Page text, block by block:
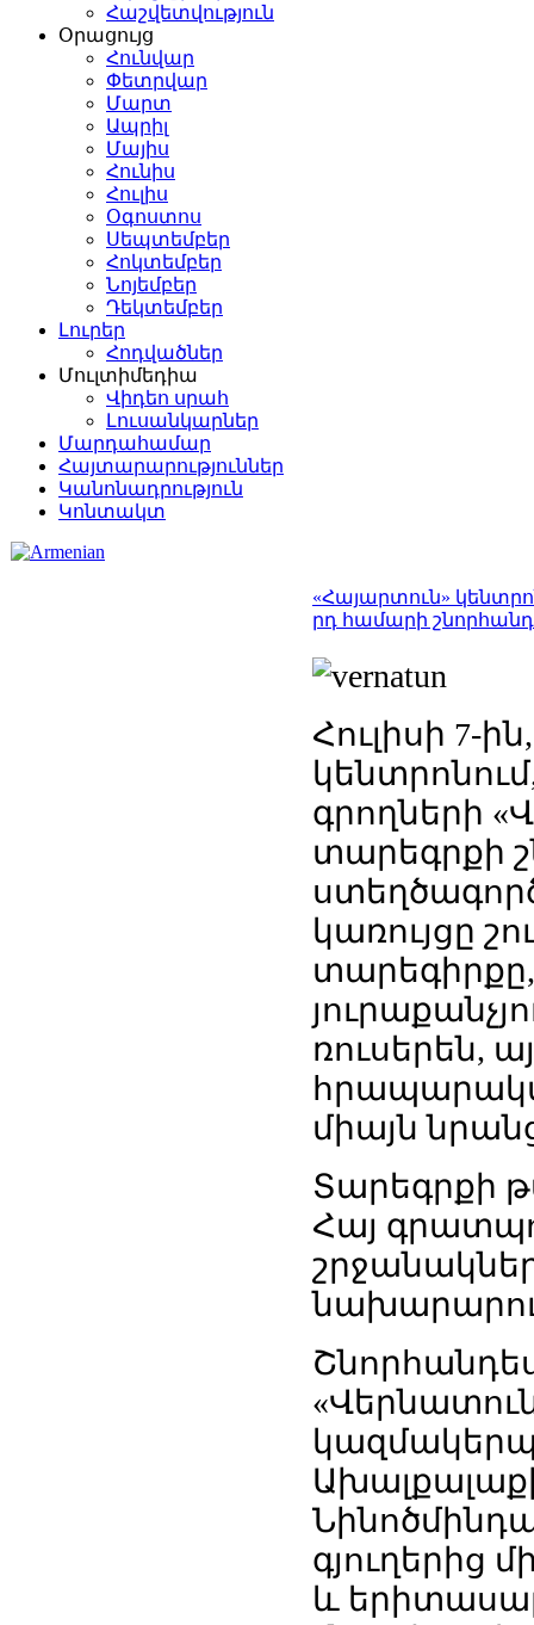
Հաշվետվություն
Օրացույց
Հունվար
Փետրվար
Մարտ
Ապրիլ
Մայիս
Հունիս
Հուլիս
Օգոստոս
Սեպտեմբեր
Հոկտեմբեր
Նոյեմբեր
Դեկտեմբեր
Լուրեր
Հոդվածներ
Մուլտիմեդիա
Վիդեո սրահ
Լուսանկարներ
Մարդահամար
Հայտարարություններ
Կանոնադրություն
Կոնտակտ
«Հայարտուն»
րդ համարի
Հուլիսի 7-
գրողների
տարեգրքի
կառույցը
ռուսերեն,
միայն
Տարեգրքի
Հայ
գյուղերից
և